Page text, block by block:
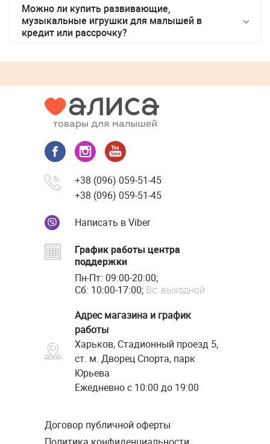
Можно ли купить развивающие,
музыкальные игрушки для малышей в
кредит или рассрочку?
+38 (096) 059-51-45
+38 (096) 059-51-45
Написать в Viber
График работы центра
поддержки
Пн-Пт: 09:00-20:00;
Сб: 10:00-17:00; Вс: выходной
Адрес магазина и график
работы
Харьков, Стадионный проезд 5,
ст. м. Дворец Спорта, парк
Юрьева
Ежедневно с 10:00 до 19:00
Договор публичной оферты
Политика конфиденциальности